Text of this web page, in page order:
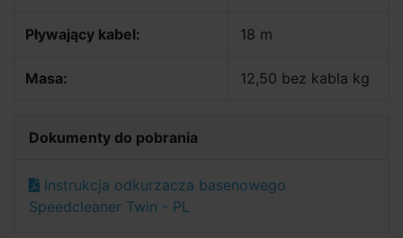
Pływający kabel: 18 m
Masa: 12,50 bez kabla kg
Dokumenty do pobrania
Instrukcja odkurzacza basenowego
Speedcleaner Twin - PL